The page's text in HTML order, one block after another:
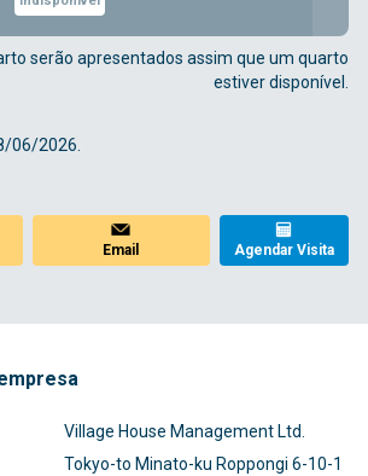
serão apresentados assim que um quarto
estiver disponível.
06/2026.
Email Agendar Visita
Village House Management Ltd.
Tokyo-to Minato-ku Roppongi 6-10-1